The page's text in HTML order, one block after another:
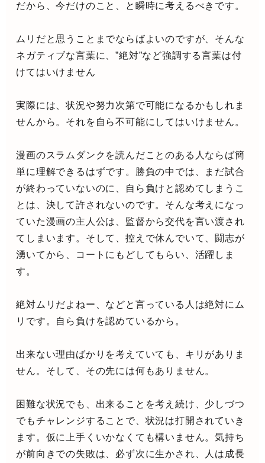
だから、今だけのこと、と瞬時に考えるべきです。
ムリだと思うことまでならばよいのですが、そんな
ネガティブな言葉に、”絶対”など強調する言葉は付
けてはいけません
実際には、状況や努力次第で可能になるかもしれま
せんから。それを自ら不可能にしてはいけません。
漫画のスラムダンクを読んだことのある人ならば簡
単に理解できるはずです。勝負の中では、まだ試合
が終わっていないのに、自ら負けと認めてしまうこ
とは、決して許されないのです。そんな考えになっ
ていた漫画の主人公は、監督から交代を言い渡され
てしまいます。そして、控えで休んでいて、闘志が
湧いてから、コートにもどしてもらい、活躍しま
す。
絶対ムリだよねー、などと言っている人は絶対にム
リです。自ら負けを認めているから。
出来ない理由ばかりを考えていても、キリがありま
せん。そして、その先には何もありません。
困難な状況でも、出来ることを考え続け、少しづつ
でもチャレンジすることで、状況は打開されていき
ます。仮に上手くいかなくても構いません。気持ち
が前向きでの失敗は、必ず次に生かされ、人は成長